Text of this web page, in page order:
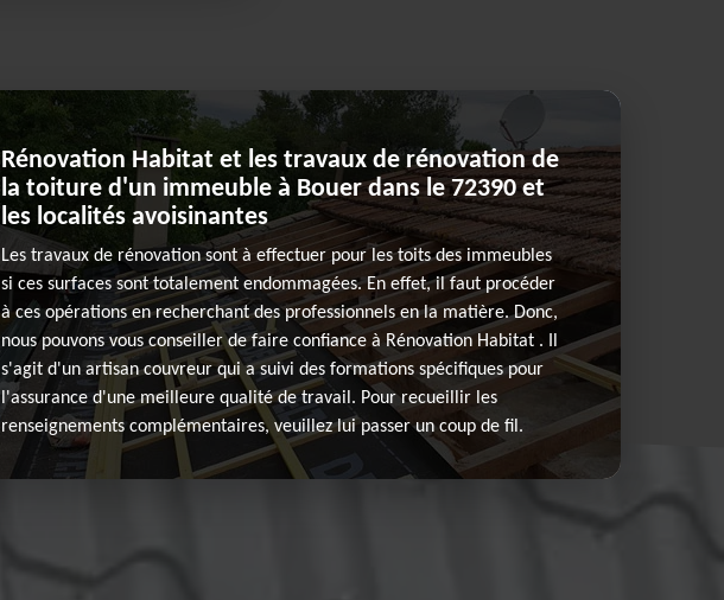
Rénovation Habitat et les travaux de rénovation de
la toiture d'un immeuble à Bouer dans le 72390 et
les localités avoisinantes
Les travaux de rénovation sont à effectuer pour les toits des immeubles
si ces surfaces sont totalement endommagées. En effet, il faut procéder
à ces opérations en recherchant des professionnels en la matière. Donc,
nous pouvons vous conseiller de faire confiance à Rénovation Habitat . Il
s'agit d'un artisan couvreur qui a suivi des formations spécifiques pour
l'assurance d'une meilleure qualité de travail. Pour recueillir les
renseignements complémentaires, veuillez lui passer un coup de fil.